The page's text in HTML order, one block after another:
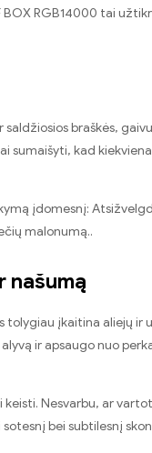
RGB14000 tai
saldžiosios braškės,
kad
įdomesnį:
malonumą..
našumą
įkaitina aliejų ir
ir apsaugo nuo
Nesvarbu, ar
bei subtilesnį